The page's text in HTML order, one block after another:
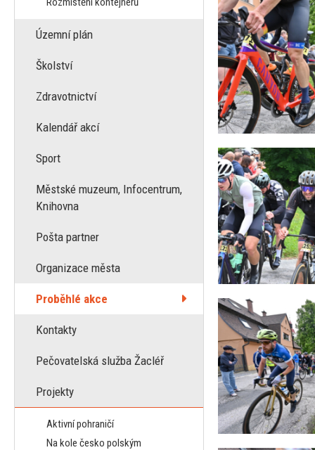
Územní plán
Školství
Zdravotnictví
Kalendář akcí
Sport
Městské muzeum, Infocentrum,
Knihovna
Pošta partner
Organizace města
Proběhlé akce
Kontakty
Pečovatelská služba Žacléř
Projekty
Aktivní pohraničí
Na kole česko polským